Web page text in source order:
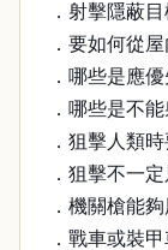
．射擊隱蔽
．要如何從
．哪些是應
．哪些是不
．狙擊人類
．狙擊不一
．機關槍能
．戰車或裝